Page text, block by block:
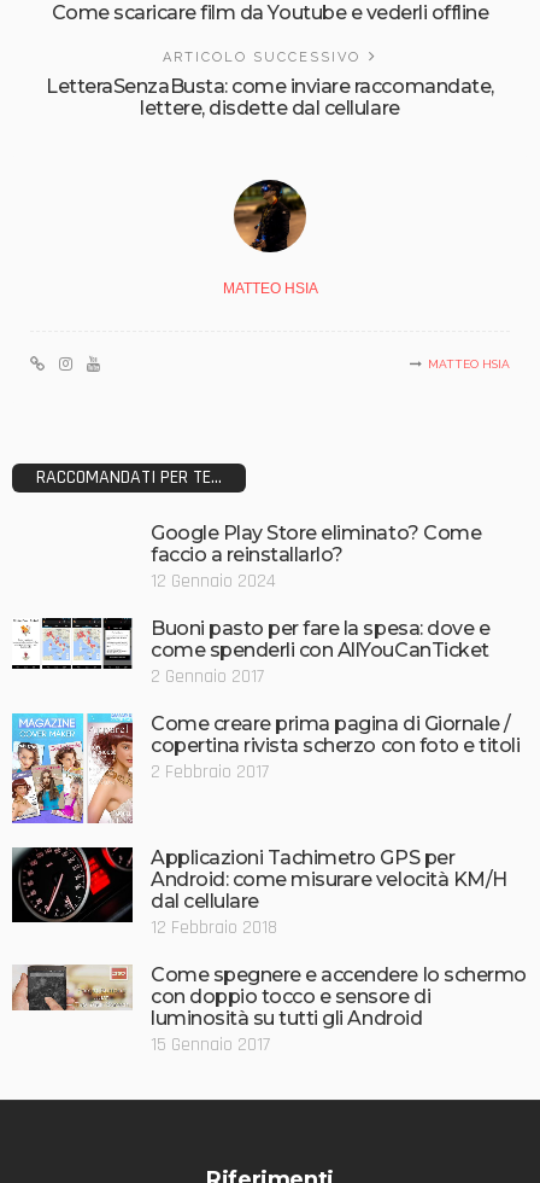
Come scaricare film da Youtube e vederli offline
ARTICOLO SUCCESSIVO
LetteraSenzaBusta: come inviare raccomandate,
lettere, disdette dal cellulare
MATTEO HSIA
MATTEO HSIA
RACCOMANDATI PER TE...
Google Play Store eliminato? Come
faccio a reinstallarlo?
12 Gennaio 2024
Buoni pasto per fare la spesa: dove e
come spenderli con AllYouCanTicket
2 Gennaio 2017
Come creare prima pagina di Giornale /
copertina rivista scherzo con foto e titoli
2 Febbraio 2017
Applicazioni Tachimetro GPS per
Android: come misurare velocità KM/H
dal cellulare
12 Febbraio 2018
Come spegnere e accendere lo schermo
con doppio tocco e sensore di
luminosità su tutti gli Android
15 Gennaio 2017